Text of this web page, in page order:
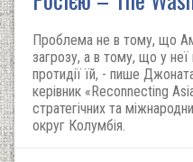
Проблема не в тому, що
загрозу, а в тому, що у неї
протидії їй, - пише
керівник «Reconnecting
стратегічних та
округ Колумбія.